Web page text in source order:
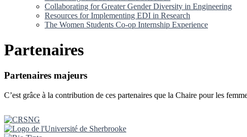
Collaborating for Greater Gender Diversity in Engineering
Resources for Implementing EDI in Research
The Women Students Co-op Internship Experience
Partenaires
Partenaires majeurs
C’est grâce à la contribution de ces partenaires que la Chaire pour les